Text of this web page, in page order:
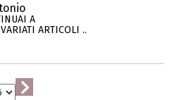
A
ARTICOLI ..